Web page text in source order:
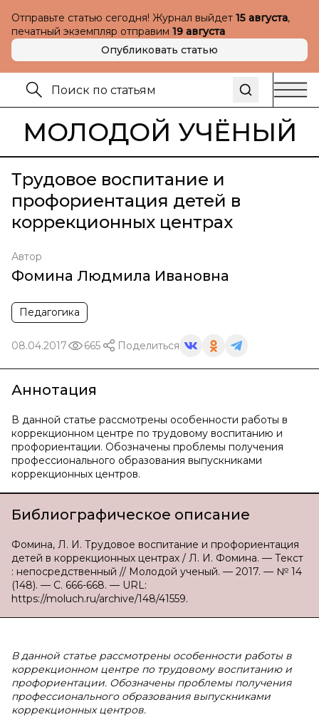
Отправьте статью сегодня! Журнал выйдет 15 августа,
печатный экземпляр отправим 19 августа
Опубликовать статью
МОЛОДОЙ УЧЁНЫЙ
Трудовое воспитание и
профориентация детей в
коррекционных центрах
Автор
Фомина Людмила Ивановна
Педагогика
08.04.2017 665 Поделиться
Аннотация
В данной статье рассмотрены особенности работы в
коррекционном центре по трудовому воспитанию и
профориентации. Обозначены проблемы получения
профессионального образования выпускниками
коррекционных центров.
Библиографическое описание
Фомина, Л. И. Трудовое воспитание и профориентация
детей в коррекционных центрах / Л. И. Фомина. — Текст
: непосредственный // Молодой ученый. — 2017. — № 14
(148). — С. 666-668. — URL:
https://moluch.ru/archive/148/41559.
В данной статье рассмотрены особенности работы в
коррекционном центре по трудовому воспитанию и
профориентации. Обозначены проблемы получения
профессионального образования выпускниками
коррекционных центров.